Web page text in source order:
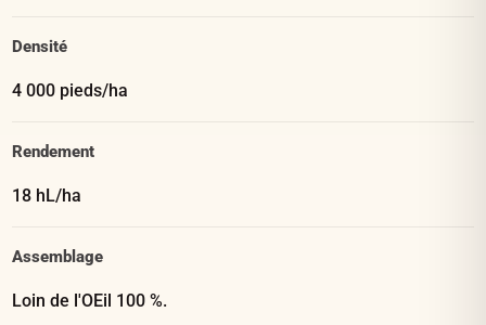
Densité
4 000 pieds/ha
Rendement
18 hL/ha
Assemblage
Loin de l'OEil 100 %.